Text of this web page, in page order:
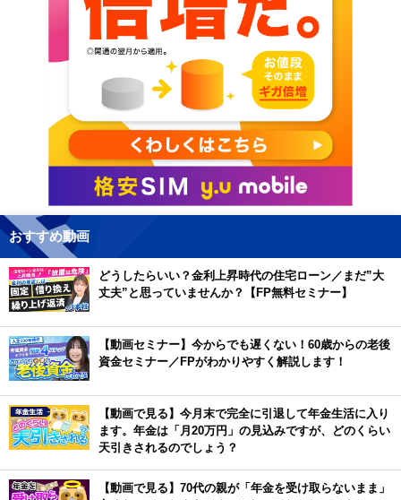
おすすめ動画
どうしたらいい？金利上昇時代の住宅ローン／まだ”大
丈夫”と思っていませんか？【FP無料セミナー】
【動画セミナー】今からでも遅くない！60歳からの老後
資金セミナー／FPがわかりやすく解説します！
【動画で見る】今月末で完全に引退して年金生活に入り
ます。年金は「月20万円」の見込みですが、どのくらい
天引きされるのでしょう？
【動画で見る】70代の親が「年金を受け取らないまま」